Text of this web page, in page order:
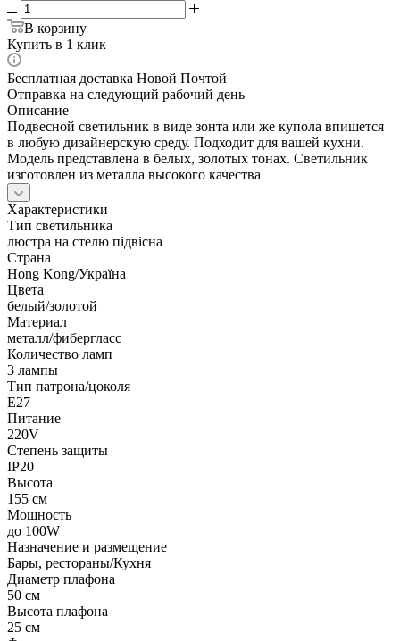
В корзину
Купить в 1 клик
Бесплатная доставка Новой Почтой
Отправка на следующий рабочий день
Описание
Подвесной светильник в виде зонта или же купола впишется
в любую дизайнерскую среду. Подходит для вашей кухни.
Модель представлена в белых, золотых тонах. Светильник
изготовлен из металла высокого качества
Характеристики
Тип светильника
люстра на стелю підвісна
Страна
Hong Kong/Україна
Цвета
белый/золотой
Материал
металл/фибергласс
Количество ламп
3 лампы
Тип патрона/цоколя
E27
Питание
220V
Степень защиты
IP20
Высота
155 см
Мощность
до 100W
Назначение и размещение
Бары, рестораны/Кухня
Диаметр плафона
50 см
Высота плафона
25 см